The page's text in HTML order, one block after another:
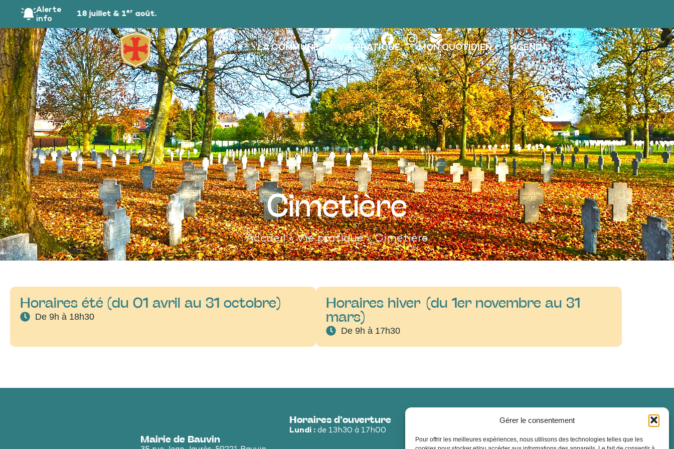
Gérer le consentement
Pour offrir les meilleures expériences, nous utilisons des technologies telles que les
principal
Alerte
info
les samedis 18 juillet & 1eraoût.
LA COMMUNE VIE PRATIQUE MON QUOTIDIEN AGENDA
Cimetière
Accueil»Vie pratique»Cimetière
Horaires été (du 01 avril au 31 octobre)
De 9h à 18h30
Horaires hiver (du 1er novembre au 31
mars)
De 9h à 17h30
Mairie de Bauvin
Horaires d’ouverture
Lundi :de 13h30 à 17h00